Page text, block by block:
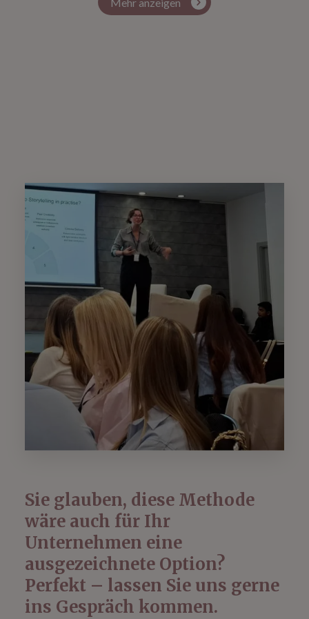
Sie glauben, diese Methode
wäre auch für Ihr
Unternehmen eine
ausgezeichnete Option?
Perfekt – lassen Sie uns gerne
ins Gespräch kommen.